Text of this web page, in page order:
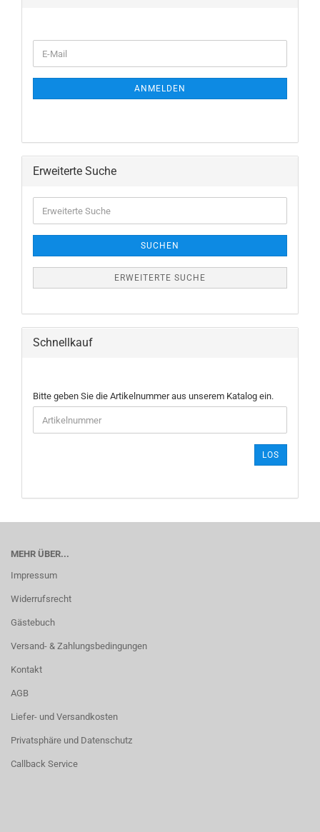
ZUR
E-
Mail
ANMELDEN
Erweiterte Suche
Suche
SUCHEN
ERWEITERTE SUCHE
Schnellkauf
BITTE
GEBEN
SIE
DIE
EIN.
Bitte geben Sie die Artikelnummer aus unserem Katalog ein.
LOS
MEHR ÜBER...
Impressum
Widerrufsrecht
Gästebuch
Versand- & Zahlungsbedingungen
Kontakt
AGB
Liefer- und Versandkosten
Privatsphäre und Datenschutz
Callback Service